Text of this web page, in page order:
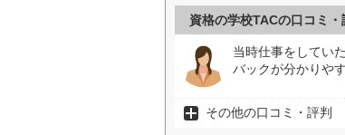
資格の学校TACの口コミ・
当時仕事をしてい
バックが分かりや
その他の口コミ・評判